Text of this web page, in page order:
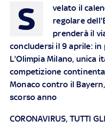
S
velato il
regolare
prenderà il
concludersi il 9 aprile:
L'Olimpia Milano, unica
competizione
Monaco contro il
scorso anno
CORONAVIRUS, TUTTI